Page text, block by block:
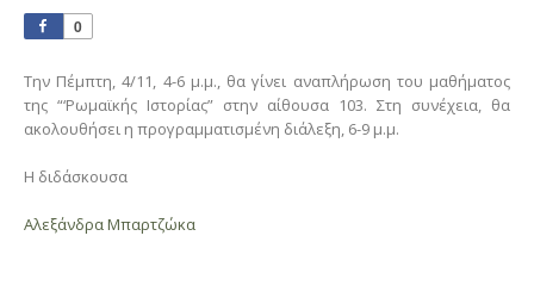
0
Την Πέμπτη, 4/11, 4-6 μ.μ., θα γίνει αναπλήρωση του μαθήματος
της “‘Ρωμαϊκής Ιστορίας” στην αίθουσα 103. Στη συνέχεια, θα
ακολουθήσει η προγραμματισμένη διάλεξη, 6-9 μ.μ.
Η διδάσκουσα
Αλεξάνδρα Μπαρτζώκα